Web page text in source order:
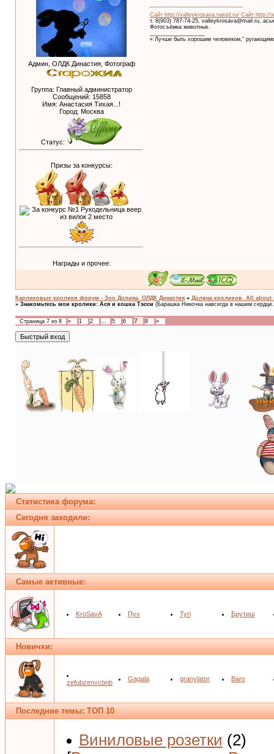
Админ, ОЛДК Династия, Фотограф
Группа: Главный администратор
Сообщений: 15858
Имя: Анастасия Тихая...!
Город: Москва
Статус:
Призы за конкурсы:
Награды и прочее:
Сайт http://valleykrosava.narod.ru/ Сайт http://
т. 8(903) 787-74-25, valleykrosava@mail.ru,
Фотосъёмка животных.
« Лучше быть хорошим человеком,"
Карликовые кролики форум - Зоо Долина, ОЛДК Династия » Долина кроликов. All about
» Знакомьтесь мои кролики: Ася и кошка Тэсси (Барашка Никочка навсегда в нашем
Страница 7 из 8 « 1 2 … 5 6 7 8 »
Статистика форума:
Сегодня заходили:
Самые активные:
KroSavA Пух Tyri Брутиш
Новички:
zefubzenvcbnb Gagala granylator Bars
Последние темы: ТОП 10
Виниловые розетки (2)